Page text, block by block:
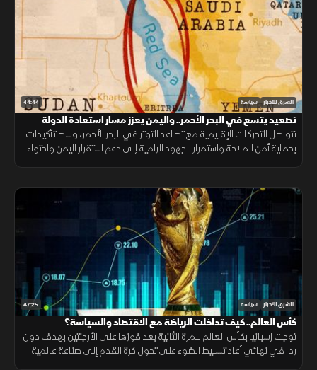
44:44 الشرق للأخبار سياسة
تصعيد يتسع في البحر الأحمر.. واليمن يعزز مسار استعادة الدولة
تتواصل التحركات الإقليمية مع تصاعد التوتر في البحر الأحمر، وسط تأكيدات
بحماية أمن الملاحة واستمرار الجهود الرامية إلى دعم استقرار اليمن واحتواء
47:25 الشرق للأخبار سياسة
كأس العالم.. كيف تداخلت الرياضة مع الاقتصاد والسياسة؟
توجت إسبانيا بكأس العالم للمرة الثانية بعد فوزها على الأرجنتين بهدف دون
رد، في نهائي أعاد تسليط الضوء على تحول كرة القدم إلى صناعة عالمية